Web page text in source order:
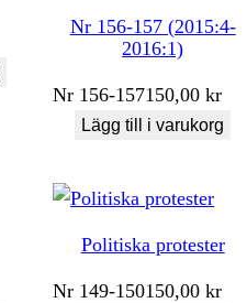
Nr 156-157 (2015:4-
2016:1)
Nr 156-157150,00kr
Lägg till i varukorg
Politiska protester
Nr 149-150150,00kr